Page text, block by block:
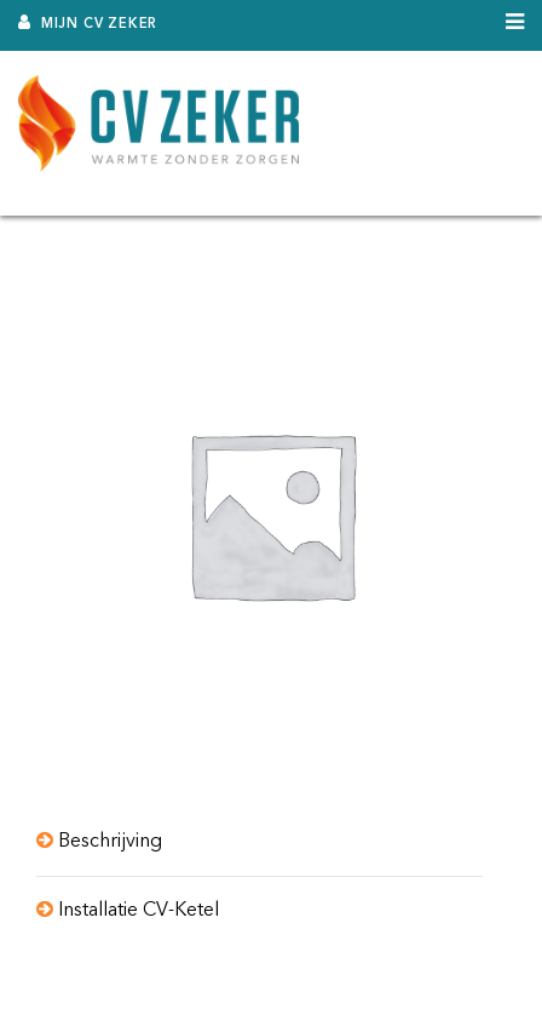
MIJN CV ZEKER
Beschrijving
Installatie CV-Ketel